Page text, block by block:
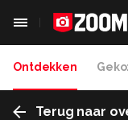
Ontdekken
Terug naar